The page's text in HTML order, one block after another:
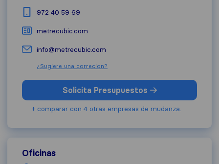
972 40 59 69
metrecubic.com
info@metrecubic.com
¿Sugiere una correcion?
Solicita Presupuestos
+ comparar con 4 otras empresas de mudanza.
Oficinas